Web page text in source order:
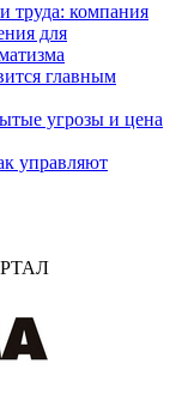
труда: компания
для
главным
угрозы и цена
управляют